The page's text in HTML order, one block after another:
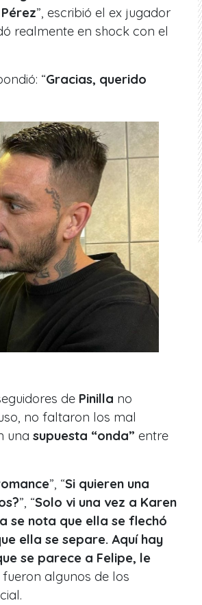
”, escribió el ex jugador
realmente en shock con el
“Gracias, querido
de Pinilla no
no faltaron los mal
una supuesta “onda” entre
”, “Si quieren una
”, “Solo vi una vez a Karen
se nota que ella se flechó
ella se separe. Aquí hay
se parece a Felipe, le
fueron algunos de los